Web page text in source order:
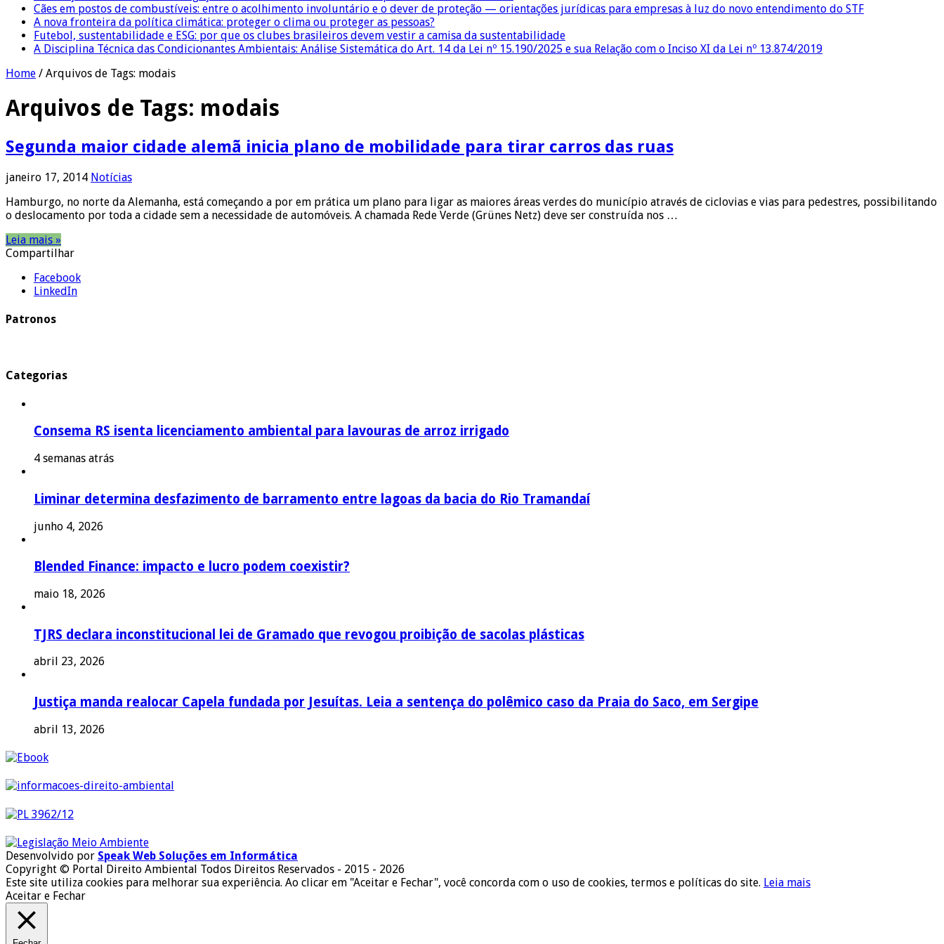
Cães em postos de combustíveis: entre o acolhimento involuntário e o dever de proteção — orientações jurídicas para empresas à luz do novo entendimento do STF
A nova fronteira da política climática: proteger o clima ou proteger as pessoas?
Futebol, sustentabilidade e ESG: por que os clubes brasileiros devem vestir a camisa da sustentabilidade
A Disciplina Técnica das Condicionantes Ambientais: Análise Sistemática do Art. 14 da Lei nº 15.190/2025 e sua Relação com o Inciso XI da Lei nº 13.874/2019
Home / Arquivos de Tags: modais
Arquivos de Tags: modais
Segunda maior cidade alemã inicia plano de mobilidade para tirar carros das ruas
janeiro 17, 2014 Notícias
Hamburgo, no norte da Alemanha, está começando a por em prática um plano para ligar as maiores áreas verdes do município através de ciclovias e vias para pedestres, possibilitando
o deslocamento por toda a cidade sem a necessidade de automóveis. A chamada Rede Verde (Grünes Netz) deve ser construída nos …
Leia mais »
Compartilhar
Facebook
LinkedIn
Patronos
Categorias
Consema RS isenta licenciamento ambiental para lavouras de arroz irrigado
4 semanas atrás
Liminar determina desfazimento de barramento entre lagoas da bacia do Rio Tramandaí
junho 4, 2026
Blended Finance: impacto e lucro podem coexistir?
maio 18, 2026
TJRS declara inconstitucional lei de Gramado que revogou proibição de sacolas plásticas
abril 23, 2026
Justiça manda realocar Capela fundada por Jesuítas. Leia a sentença do polêmico caso da Praia do Saco, em Sergipe
abril 13, 2026
Desenvolvido por Speak Web Soluções em Informática
Copyright © Portal Direito Ambiental Todos Direitos Reservados - 2015 - 2026
Este site utiliza cookies para melhorar sua experiência. Ao clicar em "Aceitar e Fechar", você concorda com o uso de cookies, termos e políticas do site. Leia mais
Aceitar e Fechar